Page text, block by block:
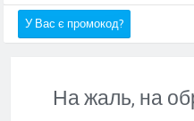
У Вас є промокод?
На жаль, на